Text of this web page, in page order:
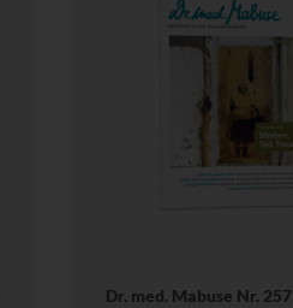
Dr. med. Mabuse Nr.